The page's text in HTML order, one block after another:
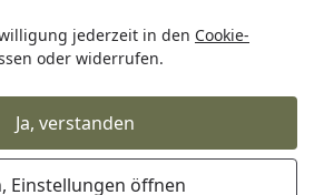
jederzeit in den Cookie-
oder widerrufen.
Ja, verstanden
Einstellungen öffnen
Schutzausrüstung & Werkzeughalter
4254
Canvas+